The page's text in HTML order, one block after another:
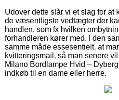
Udover dette slår vi et slag for
de væsentligste vedtægter der
handlen, som fx hvilken
forhandleren kører med. I den
samme måde essesentielt, at
kvitteringsmail, så man senere
Milano Bordlampe Hvid –
indkøb til en dame eller herre.